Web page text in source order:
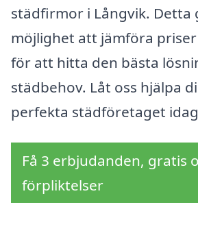
städfirmor i Långvik. Detta
möjlighet att jämföra
för att hitta den bästa
städbehov. Låt oss hjälpa
perfekta städföretaget
Få 3 erbjudanden, gratis
förpliktelser